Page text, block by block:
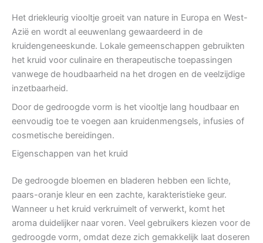
Het driekleurig viooltje groeit van nature in Europa en West-
Azië en wordt al eeuwenlang gewaardeerd in de
kruidengeneeskunde. Lokale gemeenschappen gebruikten
het kruid voor culinaire en therapeutische toepassingen
vanwege de houdbaarheid na het drogen en de veelzijdige
inzetbaarheid.
Door de gedroogde vorm is het viooltje lang houdbaar en
eenvoudig toe te voegen aan kruidenmengsels, infusies of
cosmetische bereidingen.
Eigenschappen van het kruid
De gedroogde bloemen en bladeren hebben een lichte,
paars-oranje kleur en een zachte, karakteristieke geur.
Wanneer u het kruid verkruimelt of verwerkt, komt het
aroma duidelijker naar voren. Veel gebruikers kiezen voor de
gedroogde vorm, omdat deze zich gemakkelijk laat doseren